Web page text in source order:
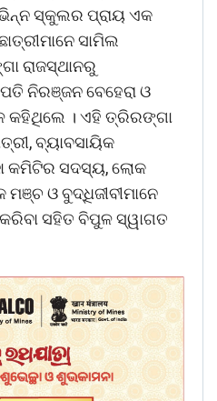
ସ୍କୁଲର ପ୍ରାୟ ଏକ
ସାମିଲ
ରାଜସ୍ଥାନରୁ
ନିରଞ୍ଜନ ବେହେରା ଓ
କହିଥିଲେ । ଏହି ତ୍ରିରଙ୍ଗା
ବ୍ୟାବସାୟିକ
କମିଟିର ସଦସ୍ୟ, ଲୋକ
ଓ ବୁଦ୍ଧିଜୀବୀମାନେ
ସହିତ ବିପୁଳ ସ୍ୱାଗତ